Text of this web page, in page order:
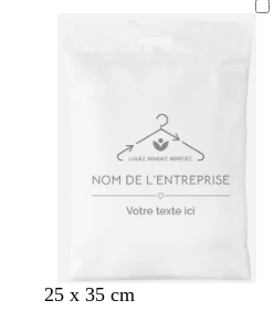
25 x 35 cm